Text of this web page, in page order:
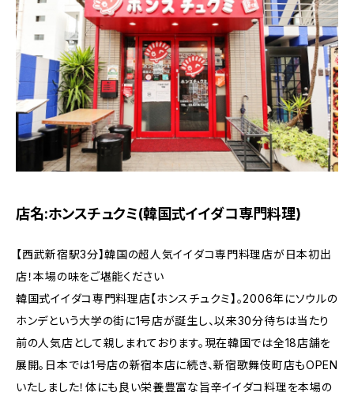
店名:ホンスチュクミ(韓国式イイダコ専門料理)
【西武新宿駅3分】韓国の超人気イイダコ専門料理店が日本初出
店！本場の味をご堪能ください
韓国式イイダコ専門料理店【ホンスチュクミ】。2006年にソウルの
ホンデという大学の街に1号店が誕生し、以来30分待ちは当たり
前の人気店として親しまれております。現在韓国では全18店舗を
展開。日本では1号店の新宿本店に続き、新宿歌舞伎町店もOPEN
いたしました！体にも良い栄養豊富な旨辛イイダコ料理を本場の